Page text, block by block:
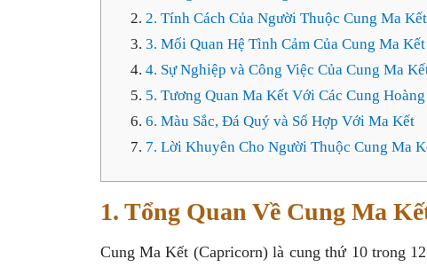
2. Tính Cách Của Người Thuộc Cung Ma Kết
3. Mối Quan Hệ Tình Cảm Của Cung Ma Kết
4. Sự Nghiệp và Công Việc Của Cung Ma
5. Tương Quan Ma Kết Với Các Cung
6. Màu Sắc, Đá Quý và Số Hợp Với Ma Kết
7. Lời Khuyên Cho Người Thuộc Cung Ma
1. Tổng Quan Về Cung Ma
Cung Ma Kết (Capricorn) là cung thứ 10 trong